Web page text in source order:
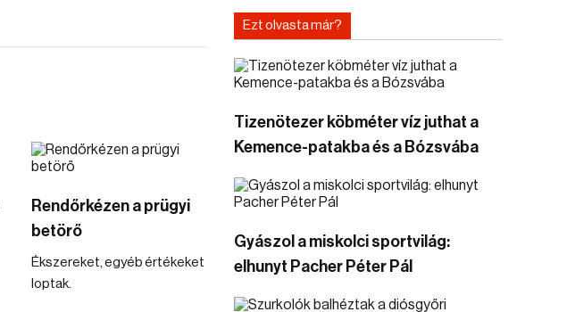
Rendőrkézen a prügyi
betörő
Ékszereket, egyéb értékeket
loptak.
Ezt olvasta már?
Tizenötezer köbméter víz juthat a
Kemence-patakba és a Bózsvába
Gyászol a miskolci sportvilág:
elhunyt Pacher Péter Pál